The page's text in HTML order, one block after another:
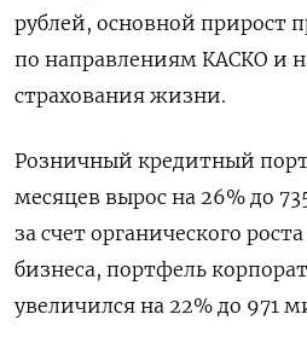
рублей, основной прирост
по направлениям КАСКО и
страхования жизни.
Розничный кредитный
месяцев вырос на 26% до
за счет органического
бизнеса, портфель
увеличился на 22% до 971